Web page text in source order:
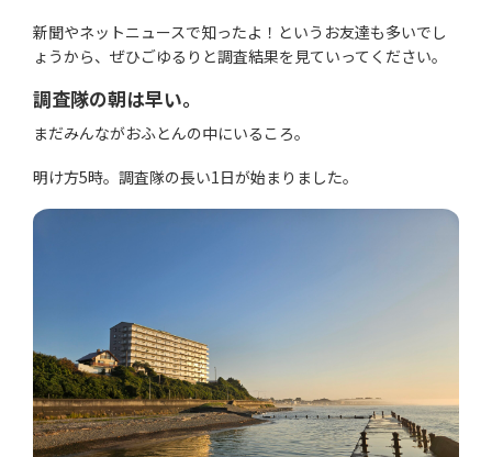
新聞やネットニュースで知ったよ！というお友達も多いでし
ょうから、ぜひごゆるりと調査結果を見ていってください。
調査隊の朝は早い。
まだみんながおふとんの中にいるころ。
明け方5時。調査隊の長い1日が始まりました。